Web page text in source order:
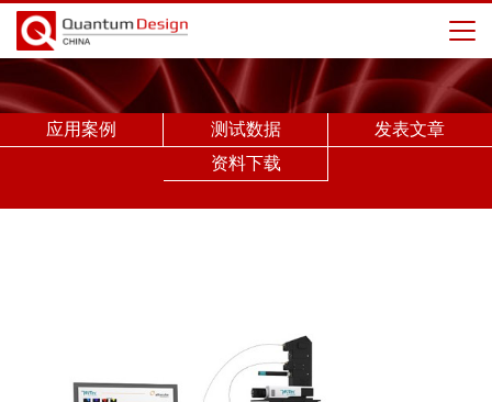
应用案例 测试数据
发表文章
资料下载